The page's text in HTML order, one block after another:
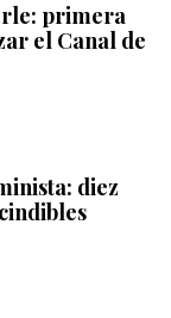
primera
el Canal de
diez